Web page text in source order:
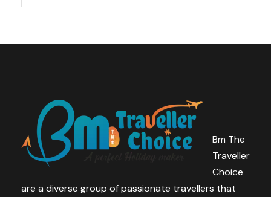
Bm The
Traveller
Choice
are a diverse group of passionate travellers that